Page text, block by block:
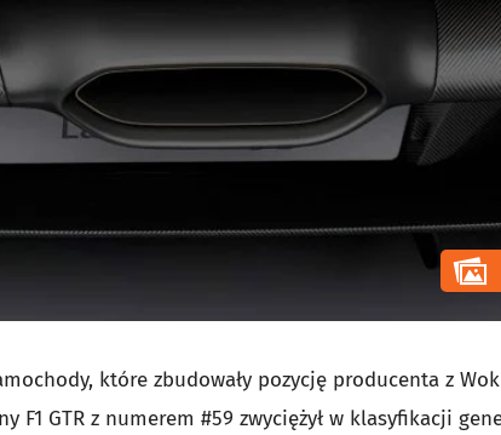
które zbudowały pozycję producenta z
F1 GTR z numerem #59 zwyciężył w klasyfikacji